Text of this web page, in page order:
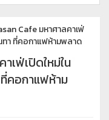
Cafe มหาศาลคาเฟ่
ทา ที่คอกาแฟห้ามพลาด
เฟ่เปิดใหม่ใน
คอกาแฟห้าม